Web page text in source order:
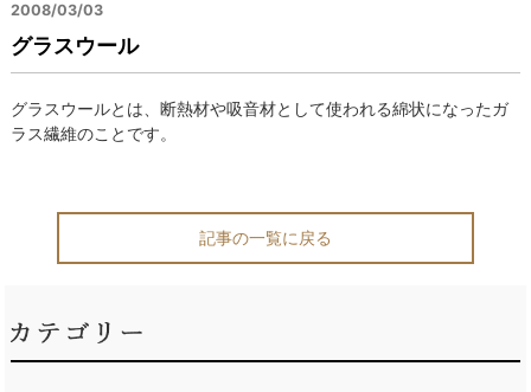
2008/03/03
グラスウール
グラスウールとは、断熱材や吸音材として使われる綿状になったガ
ラス繊維のことです。
記事の一覧に戻る